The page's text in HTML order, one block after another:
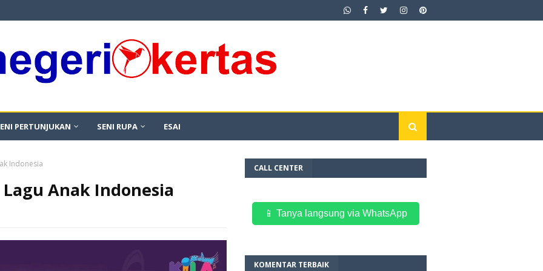
PERTUNJUKAN SENI RUPA ESAI
Indonesia
Anak Indonesia
CALL CENTER
📱 Tanya langsung via WhatsApp
KOMENTAR TERBAIK